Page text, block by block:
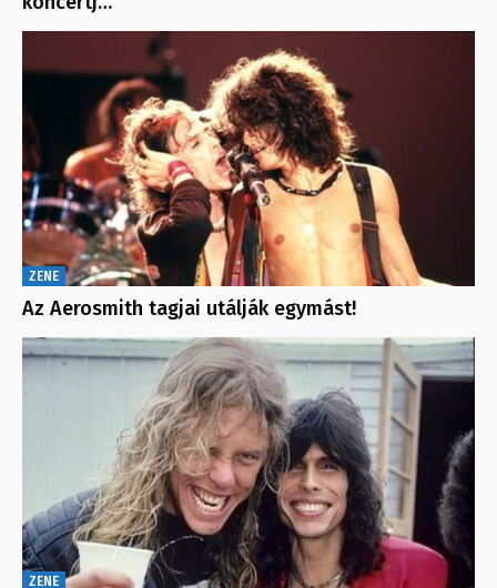
ZENE
Az Aerosmith tagjai utálják egymást!
ZENE